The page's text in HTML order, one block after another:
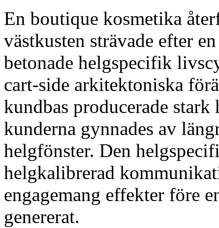
En boutique kosmetika
västkusten strävade efter
betonade helgspecifik
cart-side arkitektoniska
kundbas producerade
kunderna gynnades av
helgfönster. Den
helgkalibrerad
engagemang effekter före
genererat.